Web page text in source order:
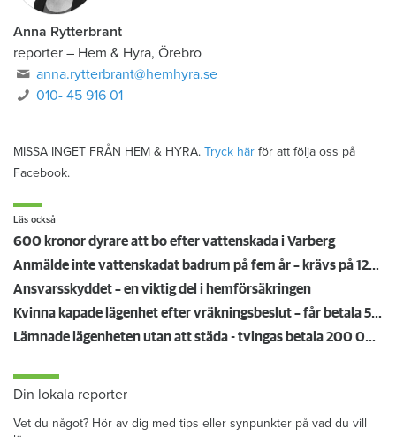
Anna Rytterbrant
reporter – Hem & Hyra, Örebro
anna.rytterbrant@hemhyra.se
010- 45 916 01
MISSA INGET FRÅN HEM & HYRA. Tryck här för att följa oss på
Facebook.
Läs också
600 kronor dyrare att bo efter vattenskada i Varberg
Anmälde inte vattenskadat badrum på fem år – krävs på 125 000 kronor
Ansvarsskyddet – en viktig del i hemförsäkringen
Kvinna kapade lägenhet efter vräkningsbeslut – får betala 50 000
Lämnade lägenheten utan att städa - tvingas betala 200 000 kronor
Din lokala reporter
Vet du något? Hör av dig med tips eller synpunkter på vad du vill